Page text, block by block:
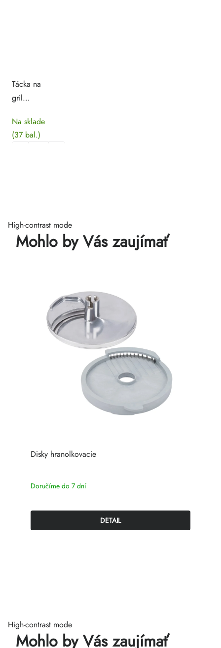
Tácka na
gril
ks]
Na sklade
(37 bal.)
High-contrast mode
Mohlo by Vás zaujímať
Disky hranolkovacie
Doručíme do 7 dní
DETAIL
High-contrast mode
Mohlo by Vás zaujímať